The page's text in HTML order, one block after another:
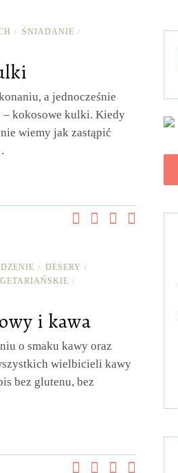
/ ŚNIADANIE /
a jednocześnie
– kokosowe kulki. Kiedy
wiemy jak zastąpić
/ DESERY /
/
i kawa
o smaku kawy oraz
wielbicieli kawy
bez glutenu, bez